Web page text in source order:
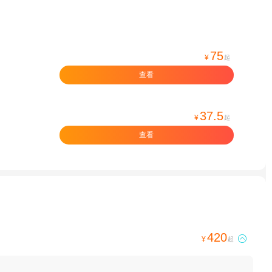
¥ 75 起
查看
¥37.5 起
查看
¥420起 